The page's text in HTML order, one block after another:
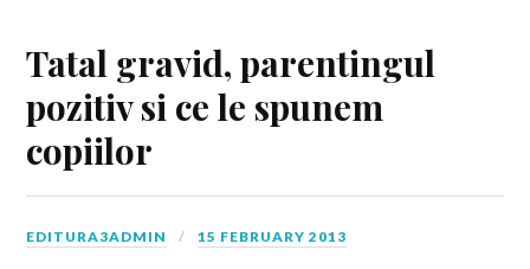
Tatal gravid, parentingul
pozitiv si ce le spunem
copiilor
EDITURA3ADMIN 15 FEBRUARY 2013